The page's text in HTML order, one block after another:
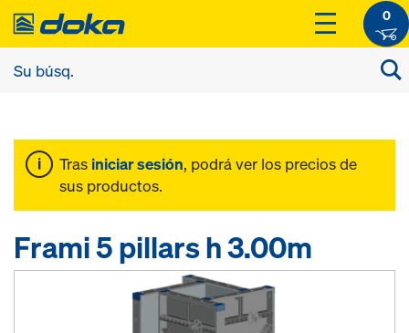
0
Tras iniciar sesión, podrá ver los precios de
sus productos.
Frami 5 pillars h 3.00m